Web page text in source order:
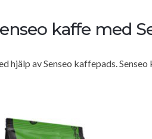
kaffe med
hjälp av Senseo kaffepads.